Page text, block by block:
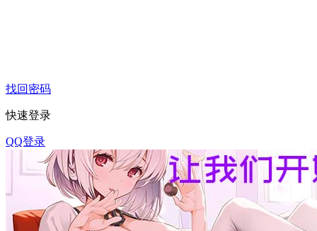
找回密码
快速登录
QQ登录